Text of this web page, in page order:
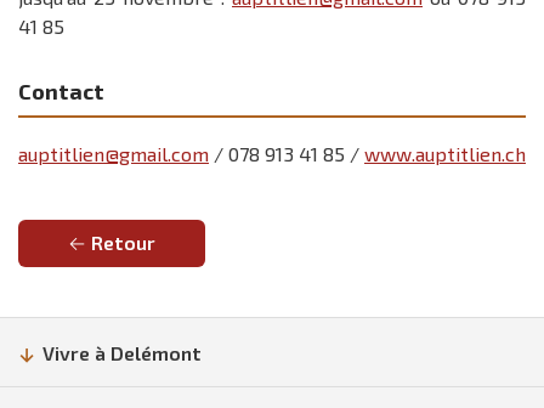
41 85
Contact
auptitlien@gmail.com / 078 913 41 85 / www.auptitlien.ch
Retour
Vivre à Delémont